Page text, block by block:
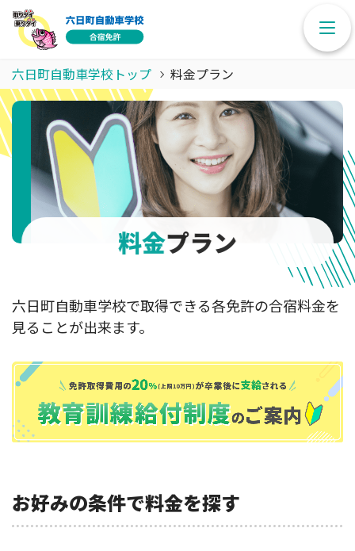
六日町自動車学校トップ 料金プラン
料金プラン
六日町自動車学校で取得できる各免許の合宿料金を
見ることが出来ます。
お好みの条件で料金を探す